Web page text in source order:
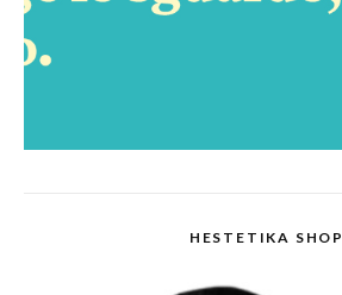
HESTETIKA SHOP